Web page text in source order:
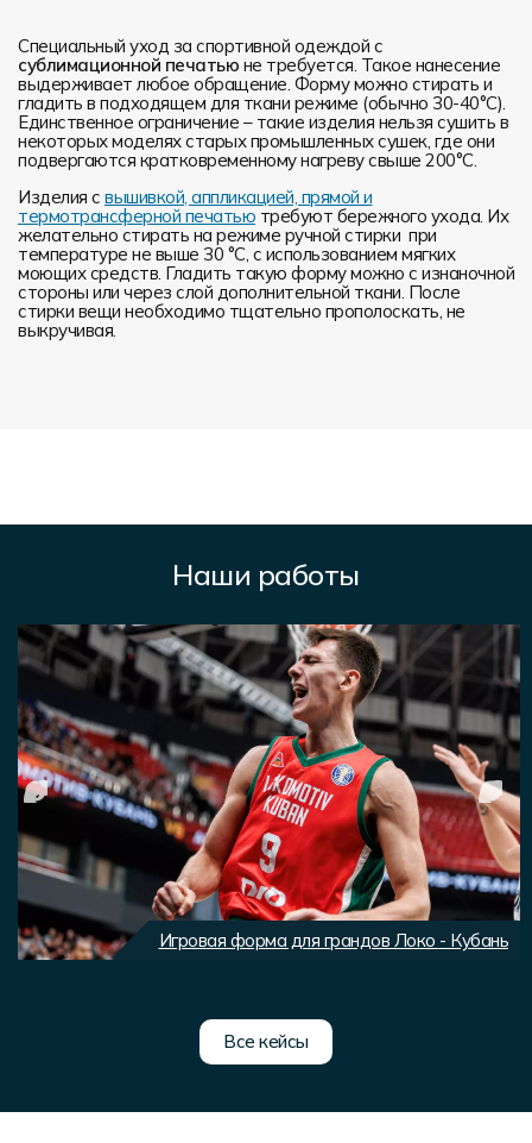
Специальный уход за спортивной одеждой с
сублимационной печатью не требуется. Такое нанесение
выдерживает любое обращение. Форму можно стирать и
гладить в подходящем для ткани режиме (обычно 30-40°С).
Единственное ограничение – такие изделия нельзя сушить в
некоторых моделях старых промышленных сушек, где они
подвергаются кратковременному нагреву свыше 200°С.
Изделия с вышивкой, аппликацией, прямой и
термотрансферной печатью требуют бережного ухода. Их
желательно стирать на режиме ручной стирки при
температуре не выше 30 °C, с использованием мягких
моющих средств. Гладить такую форму можно с изнаночной
стороны или через слой дополнительной ткани. После
стирки вещи необходимо тщательно прополоскать, не
выкручивая.
Наши работы
Игровая форма для грандов Локо - Кубань
Все кейсы